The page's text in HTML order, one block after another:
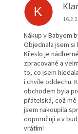
hvězdiček.K
Nákup v Babyom
Objednala jsem
Křeslo je
zpracované a
to, co jsem
i chvíle oddechu.
obchodem byla
přátelská, což
jsem nakoupila
doporučuji a v
vrátím!